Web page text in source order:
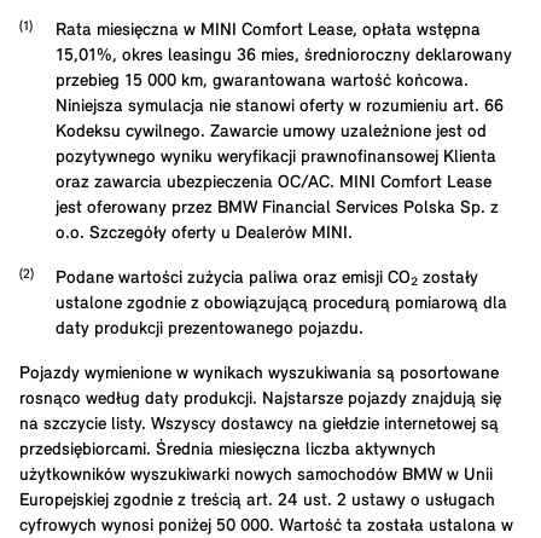
Rata miesięczna w MINI Comfort Lease, opłata wstępna
15,01%, okres leasingu 36 mies, średnioroczny deklarowany
przebieg 15 000 km, gwarantowana wartość końcowa.
Niniejsza symulacja nie stanowi oferty w rozumieniu art. 66
Kodeksu cywilnego. Zawarcie umowy uzależnione jest od
pozytywnego wyniku weryfikacji prawnofinansowej Klienta
oraz zawarcia ubezpieczenia OC/AC. MINI Comfort Lease
jest oferowany przez BMW Financial Services Polska Sp. z
o.o. Szczegóły oferty u Dealerów MINI.
Podane wartości zużycia paliwa oraz emisji CO₂ zostały
ustalone zgodnie z obowiązującą procedurą pomiarową dla
daty produkcji prezentowanego pojazdu.
Pojazdy wymienione w wynikach wyszukiwania są posortowane
rosnąco według daty produkcji. Najstarsze pojazdy znajdują się
na szczycie listy. Wszyscy dostawcy na giełdzie internetowej są
przedsiębiorcami. Średnia miesięczna liczba aktywnych
użytkowników wyszukiwarki nowych samochodów BMW w Unii
Europejskiej zgodnie z treścią art. 24 ust. 2 ustawy o usługach
cyfrowych wynosi poniżej 50 000. Wartość ta została ustalona w